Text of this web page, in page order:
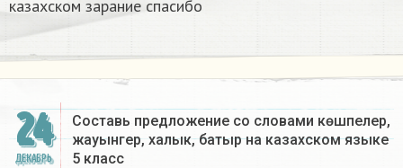
казахском зарание спасибо
24
ДЕКАБРЬ
Составь предложение со словами көшпелер,
жауынгер, халык, батыр на казахском языке
5 класс​